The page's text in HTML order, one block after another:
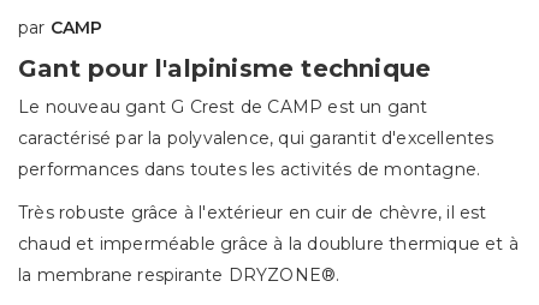
par CAMP
Gant pour l'alpinisme technique
Le nouveau gant G Crest de CAMP est un gant
caractérisé par la polyvalence, qui garantit d'excellentes
performances dans toutes les activités de montagne.
Très robuste grâce à l'extérieur en cuir de chèvre, il est
chaud et imperméable grâce à la doublure thermique et à
la membrane respirante DRYZONE®.